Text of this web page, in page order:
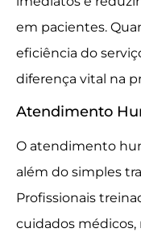
em pacientes.
eficiência do
diferença vital na
Atendimento
O atendimento
além do simples
Profissionais
cuidados